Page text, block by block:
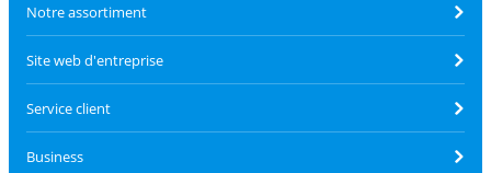
Notre assortiment
Site web d'entreprise
Service client
Business